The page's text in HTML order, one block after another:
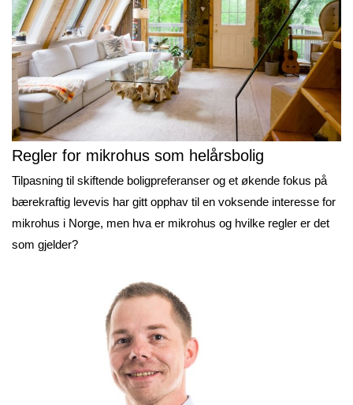
Regler for mikrohus som helårsbolig
Tilpasning til skiftende boligpreferanser og et økende fokus på
bærekraftig levevis har gitt opphav til en voksende interesse for
mikrohus i Norge, men hva er mikrohus og hvilke regler er det
som gjelder?